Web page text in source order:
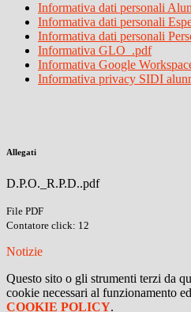
Informativa dati personali
Informativa dati personali
Informativa dati personali
Informativa GLO_.pdf
Informativa Google
Informativa privacy SIDI
Allegati
D.P.O._R.P.D..pdf
File PDF
Contatore click: 12
Notizie
Questo sito o gli strumenti terzi da
cookie necessari al funzionamento
COOKIE POLICY.